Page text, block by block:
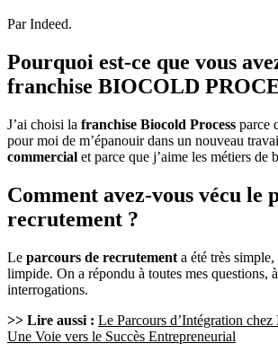
Par Indeed.
Pourquoi est-ce que vous
franchise BIOCOLD
J’ai choisi la franchise Biocold Process parce
pour moi de m’épanouir dans un nouveau
commercial et parce que j’aime les métiers de
Comment avez-vous vécu le
recrutement ?
Le parcours de recrutement a été très
limpide. On a répondu à toutes mes questions,
interrogations.
>> Lire aussi : Le Parcours d’Intégration
Une Voie vers le Succès Entrepreneurial